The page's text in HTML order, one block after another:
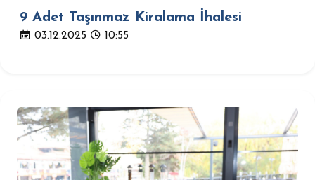
9 Adet Taşınmaz Kiralama İhalesi
03.12.2025 10:55